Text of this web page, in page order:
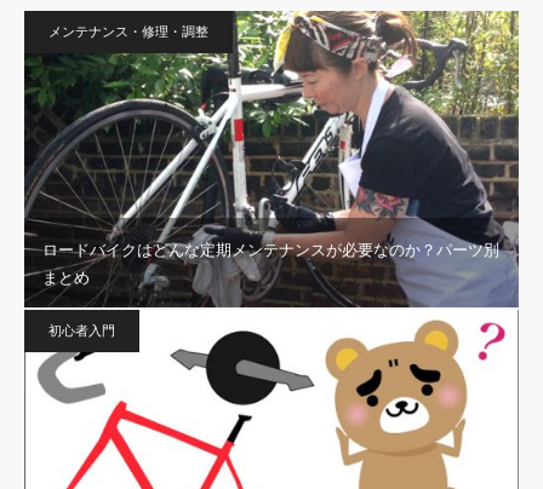
メンテナンス・修理・調整
ロードバイクはどんな定期メンテナンスが必要なのか？パーツ別
まとめ
初心者入門